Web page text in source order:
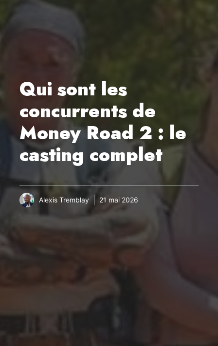
Qui sont les
concurrents de
Money Road 2 : le
casting complet
Alexis Tremblay 21 mai 2026